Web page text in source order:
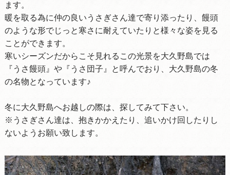
ます。
暖を取る為に仲の良いうさぎさん達で寄り添ったり、饅頭
のような形でじっと寒さに耐えていたりと様々な姿を見る
ことができます。
寒いシーズンだからこそ見れるこの光景を大久野島では
『うさ饅頭』や『うさ団子』と呼んでおり、大久野島の冬
の名物となっています♪
冬に大久野島へお越しの際は、探してみて下さい。
※うさぎさん達は、抱きかかえたり、追いかけ回したりし
ないようお願い致します。